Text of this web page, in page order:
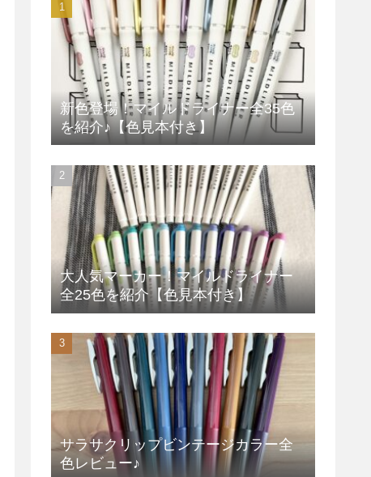
新色登場！マイルドライナー全35色
を紹介♪【色見本付き】
大人気マーカー！マイルドライナー
全25色を紹介【色見本付き】
サラサクリップビンテージカラー全
色レビュー♪